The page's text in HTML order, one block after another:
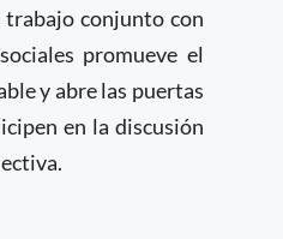
trabajo conjunto con
promueve el
y abre las puertas
en la discusión